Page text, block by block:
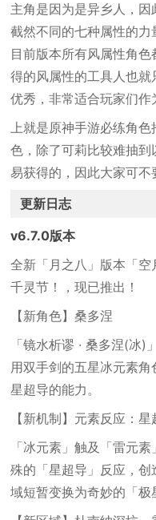
主角是因为是异乡人，
截然不同的七种属性的力
目前版本所有风属性角
得的风属性的工具人也
优秀，非常适合玩家们作
上就是原神手游必练角
色，除了可莉比较难抽
易获得的，因此大家可不
更新日志
v6.7.0版本
全新「月之八」版本「
千灵节！，现已推出！
【新角色】桑多涅
「镜水析谬 · 桑多涅(冰
用双手剑的五星冰元素
星超导的能力。
【新机制】元素反应：星
「冰元素」触及「雷元
殊的「星超导」反应，
域短暂变换为奇妙的「极